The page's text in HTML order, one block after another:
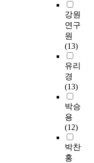
강원
연구
원
(13)
유리
경
(13)
박승
용
(12)
박찬
홍